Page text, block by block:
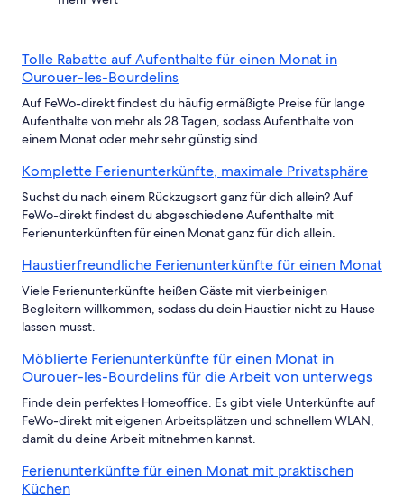
Tolle Rabatte auf Aufenthalte für einen Monat in
Ourouer-les-Bourdelins
Auf FeWo-direkt findest du häufig ermäßigte Preise für lange
Aufenthalte von mehr als 28 Tagen, sodass Aufenthalte von
einem Monat oder mehr sehr günstig sind.
Komplette Ferienunterkünfte, maximale Privatsphäre
Suchst du nach einem Rückzugsort ganz für dich allein? Auf
FeWo-direkt findest du abgeschiedene Aufenthalte mit
Ferienunterkünften für einen Monat ganz für dich allein.
Haustierfreundliche Ferienunterkünfte für einen Monat
Viele Ferienunterkünfte heißen Gäste mit vierbeinigen
Begleitern willkommen, sodass du dein Haustier nicht zu Hause
lassen musst.
Möblierte Ferienunterkünfte für einen Monat in
Ourouer-les-Bourdelins für die Arbeit von unterwegs
Finde dein perfektes Homeoffice. Es gibt viele Unterkünfte auf
FeWo-direkt mit eigenen Arbeitsplätzen und schnellem WLAN,
damit du deine Arbeit mitnehmen kannst.
Ferienunterkünfte für einen Monat mit praktischen
Küchen